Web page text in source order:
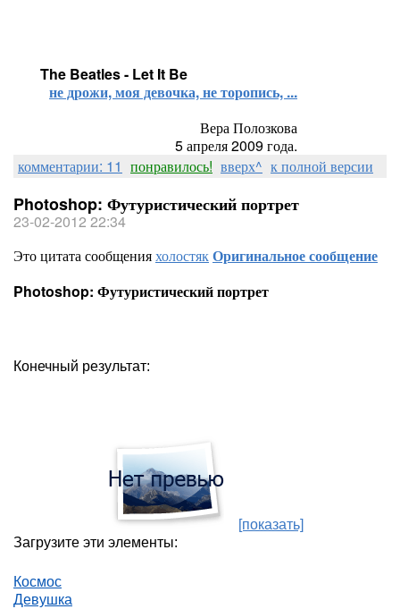
The Beatles - Let It Be
не дрожи, моя девочка, не торопись, ...
Вера Полозкова
5 апреля 2009 года.
комментарии: 11 понравилось! вверх^ к полной версии
Photoshop: Футуристический портрет
23-02-2012 22:34
Это цитата сообщенияхолостякОригинальное сообщение
Photoshop: Футуристический портрет
Конечный результат:
[показать]
Загрузите эти элементы:
Космос
Девушка